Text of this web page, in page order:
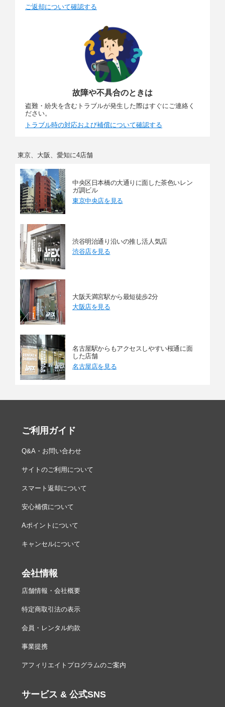
ご返却について確認する
故障や不具合のときは
盗難・紛失を含むトラブルが発生した際はすぐにご連絡く
ださい。
トラブル時の対応および補償について確認する
東京、大阪、愛知に4店舗
中央区日本橋の大通りに面した茶色いレン
ガ調ビル
東京中央店を見る
渋谷明治通り沿いの推し活人気店
渋谷店を見る
大阪天満宮駅から最短徒歩2分
大阪店を見る
名古屋駅からもアクセスしやすい桜通に面
した店舗
名古屋店を見る
ご利用ガイド
Q&A・お問い合わせ
サイトのご利用について
スマート返却について
安心補償について
Aポイントについて
キャンセルについて
会社情報
店舗情報・会社概要
特定商取引法の表示
会員・レンタル約款
事業提携
アフィリエイトプログラムのご案内
サービス & 公式SNS